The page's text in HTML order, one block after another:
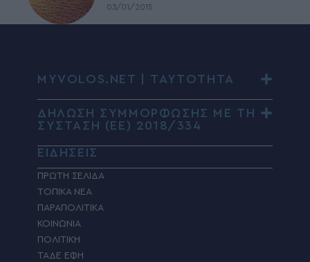
03/01/2015
MYVOLOS.NET | ΤΑΥΤΟΤΗΤΑ
ΔΗΛΩΣΗ ΣΥΜΜΟΡΦΩΣΗΣ ΜΕ ΤΗ
ΣΥΣΤΑΣΗ (ΕΕ) 2018/334
ΕΙΔΗΣΕΙΣ
ΠΡΩΤΗ ΣΕΛΙΔΑ
ΤΟΠΙΚΑ ΝΕΑ
ΠΑΡΑΠΟΛΙΤΙΚΑ
ΚΟΙΝΩΝΙΑ
ΠΟΛΙΤΙΚΗ
ΤΑΔΕ ΕΦΗ